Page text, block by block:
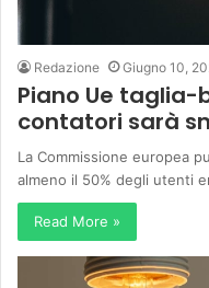
Redazione Giugno 10,
Piano Ue taglia-
contatori sarà
La Commissione europea
almeno il 50% degli utenti
Read More »